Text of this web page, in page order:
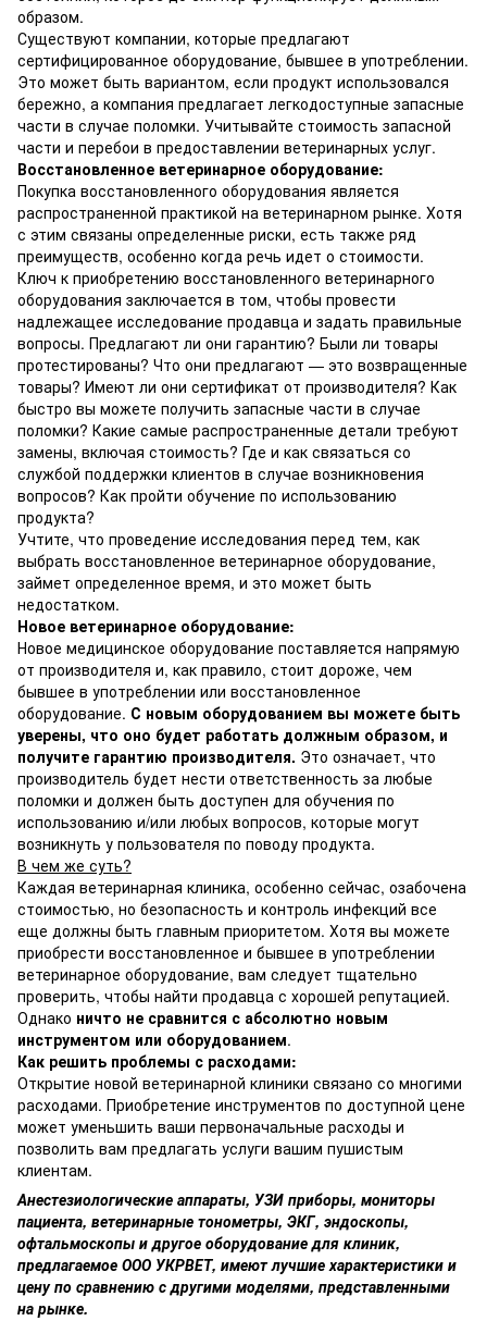
образом.
Существуют компании, которые предлагают
сертифицированное оборудование, бывшее в употреблении.
Это может быть вариантом, если продукт использовался
бережно, а компания предлагает легкодоступные запасные
части в случае поломки. Учитывайте стоимость запасной
части и перебои в предоставлении ветеринарных услуг.
Восстановленное ветеринарное оборудование:
Покупка восстановленного оборудования является
распространенной практикой на ветеринарном рынке. Хотя
с этим связаны определенные риски, есть также ряд
преимуществ, особенно когда речь идет о стоимости.
Ключ к приобретению восстановленного ветеринарного
оборудования заключается в том, чтобы провести
надлежащее исследование продавца и задать правильные
вопросы. Предлагают ли они гарантию? Были ли товары
протестированы? Что они предлагают — это возвращенные
товары? Имеют ли они сертификат от производителя? Как
быстро вы можете получить запасные части в случае
поломки? Какие самые распространенные детали требуют
замены, включая стоимость? Где и как связаться со
службой поддержки клиентов в случае возникновения
вопросов? Как пройти обучение по использованию
продукта?
Учтите, что проведение исследования перед тем, как
выбрать восстановленное ветеринарное оборудование,
займет определенное время, и это может быть
недостатком.
Новое ветеринарное оборудование:
Новое медицинское оборудование поставляется напрямую
от производителя и, как правило, стоит дороже, чем
бывшее в употреблении или восстановленное
оборудование. С новым оборудованием вы можете быть
уверены, что оно будет работать должным образом, и
получите гарантию производителя. Это означает, что
производитель будет нести ответственность за любые
поломки и должен быть доступен для обучения по
использованию и/или любых вопросов, которые могут
возникнуть у пользователя по поводу продукта.
В чем же суть?
Каждая ветеринарная клиника, особенно сейчас, озабочена
стоимостью, но безопасность и контроль инфекций все
еще должны быть главным приоритетом. Хотя вы можете
приобрести восстановленное и бывшее в употреблении
ветеринарное оборудование, вам следует тщательно
проверить, чтобы найти продавца с хорошей репутацией.
Однако ничто не сравнится с абсолютно новым
инструментом или оборудованием.
Как решить проблемы с расходами:
Открытие новой ветеринарной клиники связано со многими
расходами. Приобретение инструментов по доступной цене
может уменьшить ваши первоначальные расходы и
позволить вам предлагать услуги вашим пушистым
клиентам.
Анестезиологические аппараты, УЗИ приборы, мониторы
пациента, ветеринарные тонометры, ЭКГ, эндоскопы,
офтальмоскопы и другое оборудование для клиник,
предлагаемое ООО УКРВЕТ, имеют лучшие характеристики и
цену по сравнению с другими моделями, представленными
на рынке.